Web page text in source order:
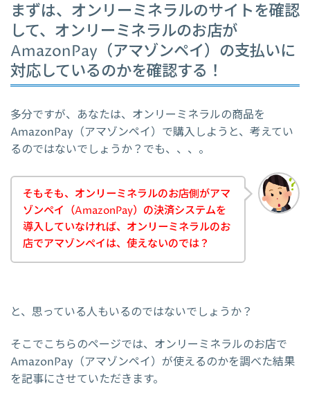
まずは、オンリーミネラルのサイトを確認
して、オンリーミネラルのお店が
AmazonPay（アマゾンペイ）の支払いに
対応しているのかを確認する！
多分ですが、あなたは、オンリーミネラルの商品を
AmazonPay（アマゾンペイ）で購入しようと、考えてい
るのではないでしょうか？でも、、、。
そもそも、オンリーミネラルのお店側がアマ
ゾンペイ（AmazonPay）の決済システムを
導入していなければ、オンリーミネラルのお
店でアマゾンペイは、使えないのでは？
と、思っている人もいるのではないでしょうか？
そこでこちらのページでは、オンリーミネラルのお店で
AmazonPay（アマゾンペイ）が使えるのかを調べた結果
を記事にさせていただきます。